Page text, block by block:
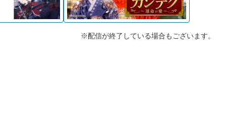
※配信が終了している場合もございます。